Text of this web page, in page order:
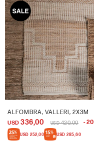
ALFOMBRA, VALLERI, 2X3M
USD 336,00 USD 420,00 20
USD 252,00 USD 285,60